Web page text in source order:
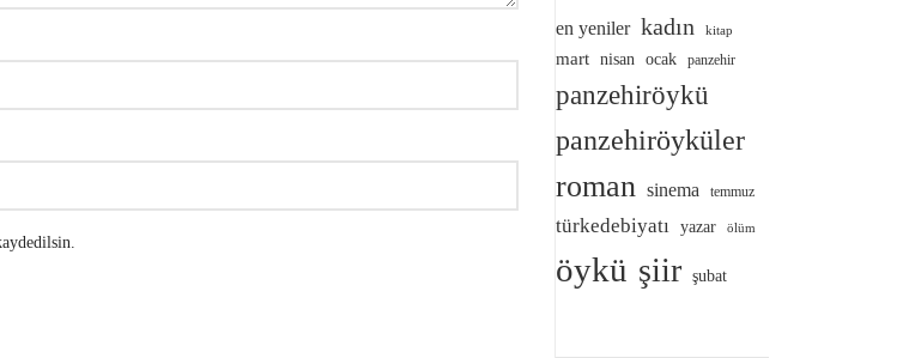
en yeniler kadın kitap
mart nisan ocak panzehir
panzehiröykü
panzehiröyküler
roman sinema temmuz
türkedebiyatı yazar ölüm
öykü şiir şubat